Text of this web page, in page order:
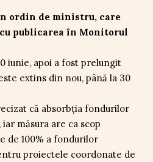
ordin de ministru, care
publicarea în Monitorul
iunie, apoi a fost prelungit
extins din nou, până la 30
că absorbția fondurilor
măsura are ca scop
de 100% a fondurilor
proiectele coordonate de